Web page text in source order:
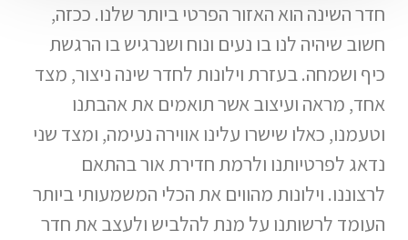
חדר השינה הוא האזור הפרטי ביותר שלנו. ככזה,
חשוב שיהיה לנו בו נעים ונוח ושנרגיש בו הרגשת
כיף ושמחה. בעזרת וילונות לחדר שינה ניצור, מצד
אחד, מראה ועיצוב אשר תואמים את אהבתנו
וטעמנו, כאלו שישרו עלינו אווירה נעימה, ומצד שני
נדאג לפרטיותנו ולרמת חדירת אור בהתאם
לרצוננו. וילונות מהווים את הכלי המשמעותי ביותר
העומד לרשותנו על מנת להלביש ולעצב את חדר